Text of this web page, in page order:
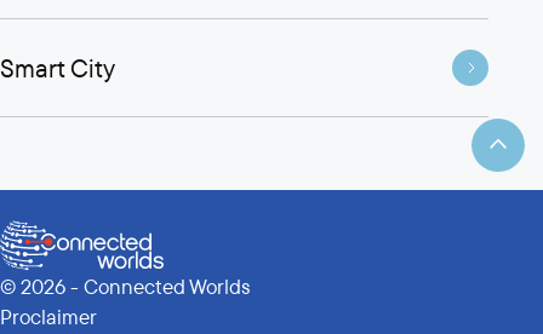
Smart City
© 2026 - Connected Worlds
Proclaimer